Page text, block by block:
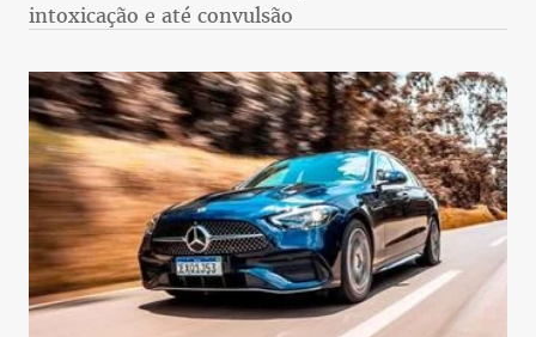
intoxicação e até convulsão